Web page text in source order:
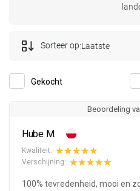
Gekocht
Sorteer op:Laatste
Beoordeling
Hube M.
Kwaliteit:
Verschijning:
100% tevredenheid, mooi en